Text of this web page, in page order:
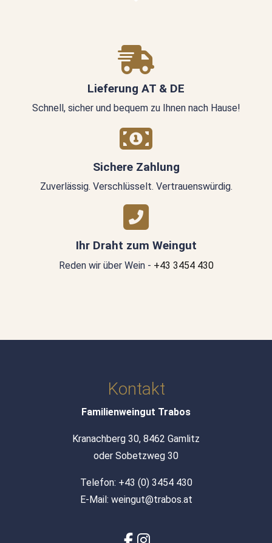
Lieferung AT & DE
Schnell, sicher und bequem zu Ihnen nach Hause!
Sichere Zahlung
Zuverlässig. Verschlüsselt. Vertrauenswürdig.
Ihr Draht zum Weingut
Reden wir über Wein - +43 3454 430
Kontakt
Familienweingut Trabos
Kranachberg 30, 8462 Gamlitz
oder Sobetzweg 30
Telefon: +43 (0) 3454 430
E-Mail: weingut@trabos.at